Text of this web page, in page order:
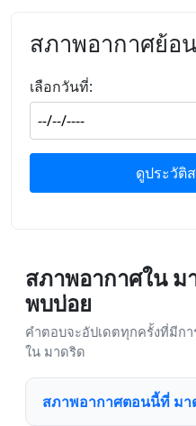
สภาพอากาศย้อ
เลือกวันที่:
ดูประวัติ
สภาพอากาศใน
พบบ่อย
คำตอบจะอัปเดตทุกครั้งที่มีก
ใน มาดริด
สภาพอากาศตอนนี้ที่ มา